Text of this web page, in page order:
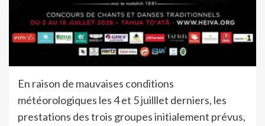
En raison de mauvaises conditions
météorologiques les 4 et 5 juilllet derniers, les
prestations des trois groupes initialement prévus,